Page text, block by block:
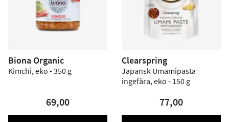
Biona Organic
Kimchi, eko - 350 g
69,00
Clearspring
Japansk Umamipasta
ingefära, eko - 150 g
77,00